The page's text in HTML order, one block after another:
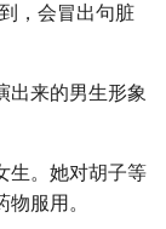
，会冒出句脏
出来的男生形象
生。她对胡子等
服用。